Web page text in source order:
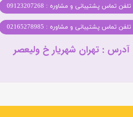
تلفن تماس پشتیبانی و مشاوره : 09123207268
تلفن تماس پشتیبانی و مشاوره : 02165278985